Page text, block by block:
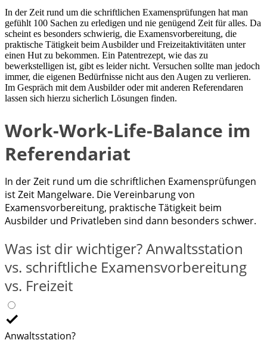
In der Zeit rund um die schriftlichen Examensprüfungen hat man
gefühlt 100 Sachen zu erledigen und nie genügend Zeit für alles. Da
scheint es besonders schwierig, die Examensvorbereitung, die
praktische Tätigkeit beim Ausbilder und Freizeitaktivitäten unter
einen Hut zu bekommen. Ein Patentrezept, wie das zu
bewerkstelligen ist, gibt es leider nicht. Versuchen sollte man jedoch
immer, die eigenen Bedürfnisse nicht aus den Augen zu verlieren.
Im Gespräch mit dem Ausbilder oder mit anderen Referendaren
lassen sich hierzu sicherlich Lösungen finden.
Work-Work-Life-Balance im
Referendariat
In der Zeit rund um die schriftlichen Examensprüfungen
ist Zeit Mangelware. Die Vereinbarung von
Examensvorbereitung, praktische Tätigkeit beim
Ausbilder und Privatleben sind dann besonders schwer.
Was ist dir wichtiger? Anwaltsstation
vs. schriftliche Examensvorbereitung
vs. Freizeit
Anwaltsstation?